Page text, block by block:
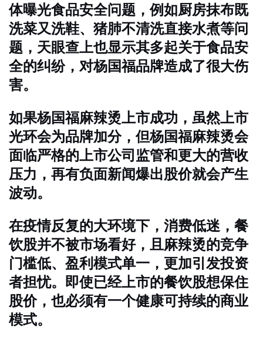
体曝光食品安全问题，例如厨房抹布既
洗菜又洗鞋、猪肺不清洗直接水煮等问
题，天眼查上也显示其多起关于食品安
全的纠纷，对杨国福品牌造成了很大伤
害。
如果杨国福麻辣烫上市成功，虽然上市
光环会为品牌加分，但杨国福麻辣烫会
面临严格的上市公司监管和更大的营收
压力，再有负面新闻爆出股价就会产生
波动。
在疫情反复的大环境下，消费低迷，餐
饮股并不被市场看好，且麻辣烫的竞争
门槛低、盈利模式单一，更加引发投资
者担忧。即使已经上市的餐饮股想保住
股价，也必须有一个健康可持续的商业
模式。